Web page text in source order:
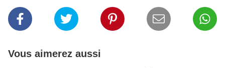
Vous aimerez aussi